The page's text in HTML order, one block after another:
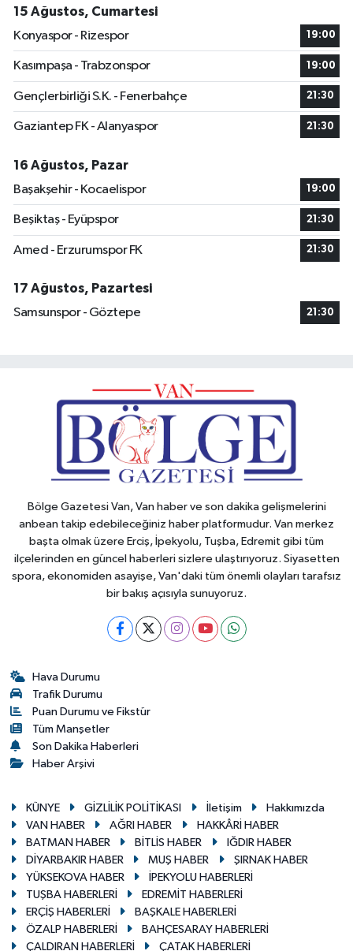
15 Ağustos, Cumartesi
Konyaspor - Rizespor
19:00
Kasımpaşa - Trabzonspor 19:00
Gençlerbirliği S.K. - Fenerbahçe 21:30
Gaziantep FK - Alanyaspor 21:30
16 Ağustos, Pazar
Başakşehir - Kocaelispor
19:00
Beşiktaş - Eyüpspor 21:30
Amed - Erzurumspor FK 21:30
17 Ağustos, Pazartesi
Samsunspor - Göztepe
21:30
Bölge Gazetesi Van, Van haber ve son dakika gelişmelerini
anbean takip edebileceğiniz haber platformudur. Van merkez
başta olmak üzere Erciş, İpekyolu, Tuşba, Edremit gibi tüm
ilçelerinden en güncel haberleri sizlere ulaştırıyoruz. Siyasetten
spora, ekonomiden asayişe, Van'daki tüm önemli olayları tarafsız
bir bakış açısıyla sunuyoruz.
Hava Durumu
Trafik Durumu
Puan Durumu ve Fikstür
Tüm Manşetler
Son Dakika Haberleri
Haber Arşivi
KÜNYE GİZLİLİK POLİTİKASI İletişim
Hakkımızda
VAN HABER
AĞRI HABER
HAKKÂRİ HABER
BATMAN HABER
BİTLİS HABER
IĞDIR HABER
DİYARBAKIR HABER
MUŞ HABER
ŞIRNAK HABER
YÜKSEKOVA HABER
İPEKYOLU HABERLERİ
TUŞBA HABERLERİ
EDREMİT HABERLERİ
ERÇİŞ HABERLERİ
BAŞKALE HABERLERİ
ÖZALP HABERLERİ
BAHÇESARAY HABERLERİ
ÇALDIRAN HABERLERİ
ÇATAK HABERLERİ